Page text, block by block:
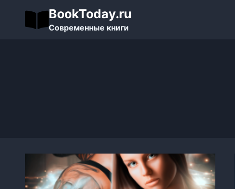
содержимому
BookToday.ru
Современные книги